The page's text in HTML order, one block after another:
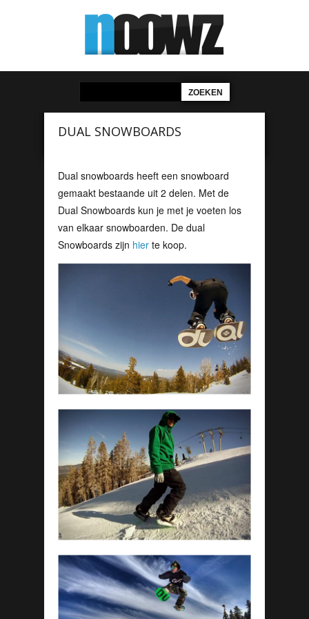
DUAL SNOWBOARDS
Dual snowboards heeft een snowboard
gemaakt bestaande uit 2 delen. Met de
Dual Snowboards kun je met je voeten los
van elkaar snowboarden. De dual
Snowboards zijn hier te koop.